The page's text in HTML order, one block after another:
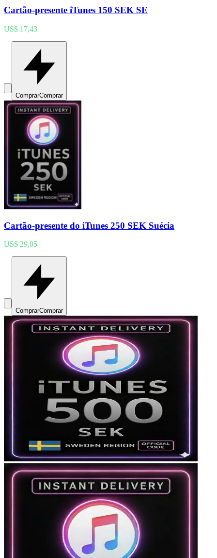
Cartão-presente iTunes 150 SEK SE
US$ 17,43
ComprarComprar
Cartão-presente do iTunes 250 SEK Suécia
US$ 29,05
ComprarComprar